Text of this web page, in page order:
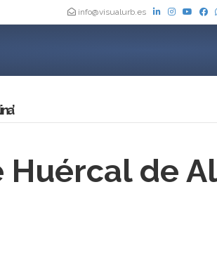
info@visualurb.es
Huércal de